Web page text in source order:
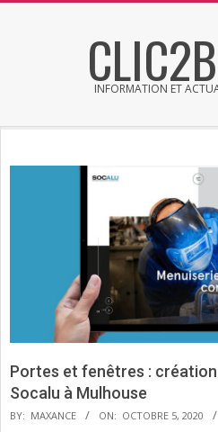
INFORMATION ET
Portes et fenêtres :
Socalu à Mulhouse
BY: MAXANCE ON: OCTOBRE 5, 2020